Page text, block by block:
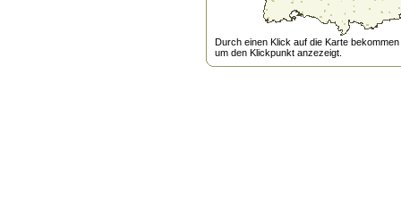
Durch einen Klick auf die Karte
um den Klickpunkt anzezeigt.